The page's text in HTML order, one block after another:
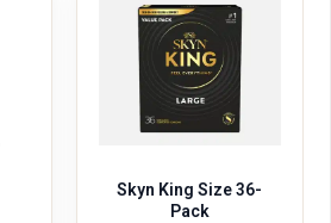
Skyn King Size 36-
Pack